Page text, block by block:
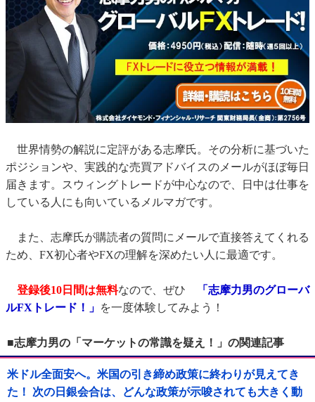
世界情勢の解説に定評がある志摩氏。その分析に基づいた
ポジションや、実践的な売買アドバイスのメールがほぼ毎日
届きます。スウィングトレードが中心なので、日中は仕事を
している人にも向いているメルマガです。
また、志摩氏が購読者の質問にメールで直接答えてくれる
ため、FX初心者やFXの理解を深めたい人に最適です。
登録後10日間は無料なので、ぜひ
「志摩力男のグローバ
ルFXトレード！」 を一度体験してみよう！
■志摩力男の「マーケットの常識を疑え！」の関連記事
米ドル全面安へ。米国の引き締め政策に終わりが見えてき
た！ 次の日銀会合は、どんな政策が示唆されても大きく動